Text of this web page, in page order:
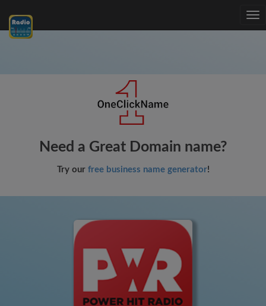
Need a Great Domain name?
Try our free business name generator!